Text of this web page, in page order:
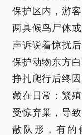
保护区内，游
两具候鸟尸体
声诉说着惊扰
保护动物东方
挣扎爬行后终
藏在日常：繁
受惊弃巢，导
散队形，有的